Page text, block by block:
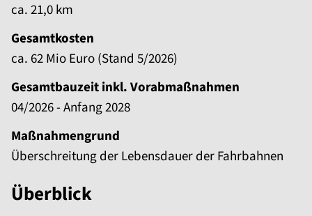
ca. 21,0 km
Gesamtkosten
ca. 62 Mio Euro (Stand 5/2026)
Gesamtbauzeit inkl. Vorabmaßnahmen
04/2026 - Anfang 2028
Maßnahmengrund
Überschreitung der Lebensdauer der Fahrbahnen
Überblick